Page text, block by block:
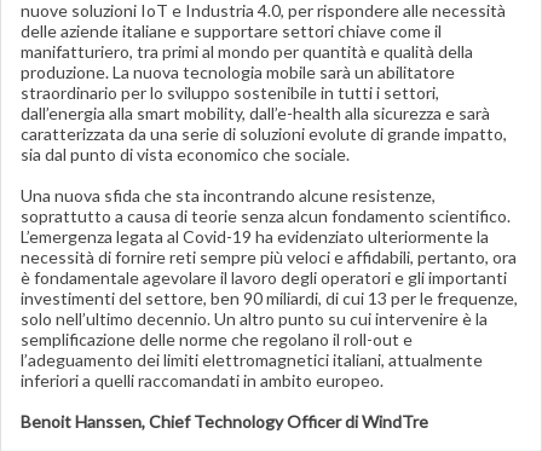
nuove soluzioni IoT e Industria 4.0, per rispondere alle necessità
delle aziende italiane e supportare settori chiave come il
manifatturiero, tra primi al mondo per quantità e qualità della
produzione. La nuova tecnologia mobile sarà un abilitatore
straordinario per lo sviluppo sostenibile in tutti i settori,
dall’energia alla smart mobility, dall’e-health alla sicurezza e sarà
caratterizzata da una serie di soluzioni evolute di grande impatto,
sia dal punto di vista economico che sociale.
Una nuova sfida che sta incontrando alcune resistenze,
soprattutto a causa di teorie senza alcun fondamento scientifico.
L’emergenza legata al Covid-19 ha evidenziato ulteriormente la
necessità di fornire reti sempre più veloci e affidabili, pertanto, ora
è fondamentale agevolare il lavoro degli operatori e gli importanti
investimenti del settore, ben 90 miliardi, di cui 13 per le frequenze,
solo nell’ultimo decennio. Un altro punto su cui intervenire è la
semplificazione delle norme che regolano il roll-out e
l’adeguamento dei limiti elettromagnetici italiani, attualmente
inferiori a quelli raccomandati in ambito europeo.
Benoit Hanssen, Chief Technology Officer di WindTre